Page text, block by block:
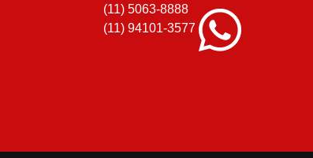
(11) 5063-8888
(11) 94101-3577